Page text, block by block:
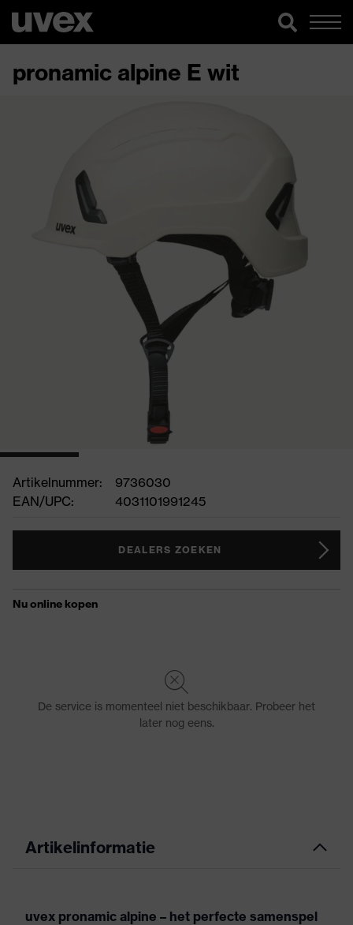
pronamic alpine E wit
Artikelnummer:
9736030
EAN/UPC:
4031101991245
DEALERS ZOEKEN
Artikelinformatie
uvex pronamic alpine – het perfecte samenspel